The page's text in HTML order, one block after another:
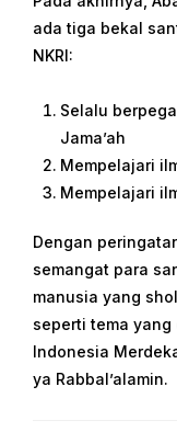
ada tiga bekal
NKRI:
Selalu
Jama’ah
Mempelajari
Mempelajari
Dengan
semangat para
manusia yang
seperti tema
Indonesia
ya Rabbal’alamin.